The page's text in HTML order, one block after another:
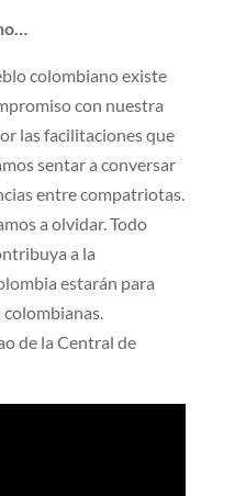
colombiano existe
con nuestra
las facilitaciones que
sentar a conversar
entre compatriotas.
a olvidar. Todo
a la
estarán para
colombianas.
de la Central de